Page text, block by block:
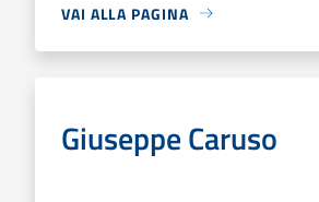
VAI ALLA PAGINA
Giuseppe Caruso